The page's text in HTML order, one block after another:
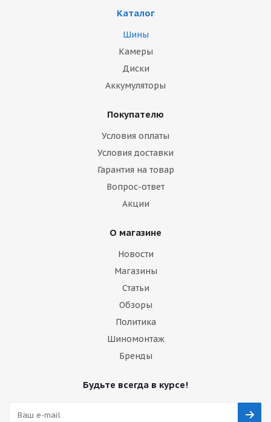
Каталог
Шины
Камеры
Диски
Аккумуляторы
Покупателю
Условия оплаты
Условия доставки
Гарантия на товар
Вопрос-ответ
Акции
О магазине
Новости
Магазины
Статьи
Обзоры
Политика
Шиномонтаж
Бренды
Будьте всегда в курсе!